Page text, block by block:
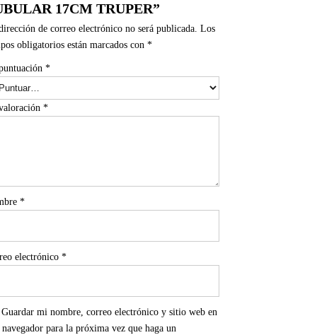
17CM TRUPER”
de correo electrónico no será publicada. Los
obligatorios están marcados con *
*
*
*
electrónico *
Guardar mi nombre, correo electrónico y sitio web en
navegador para la próxima vez que haga un